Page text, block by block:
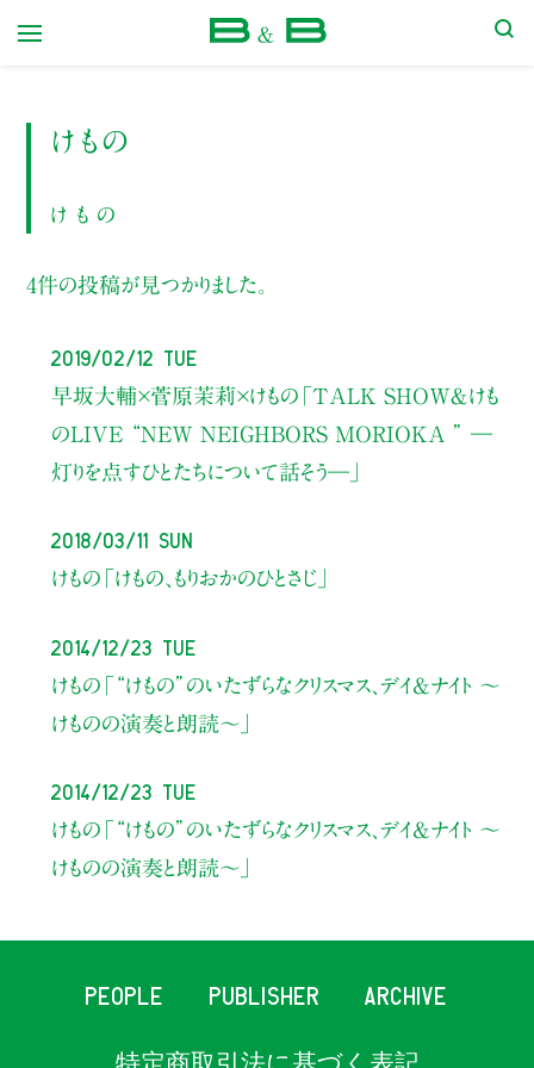
けもの
けもの
4件の投稿が見つかりました。
2019/02/12 Tue
早坂大輔×菅原茉莉×けもの 「TALK SHOW＆けも
のLIVE“NEW NEIGHBORS MORIOKA ” ―
灯りを点すひとたちについて話そう―」
2018/03/11 Sun
けもの 「けもの、もりおかのひとさじ」
2014/12/23 Tue
けもの「“けもの”のいたずらなクリスマス、デイ&ナイト 〜
けものの演奏と朗読〜」
2014/12/23 Tue
けもの「“けもの”のいたずらなクリスマス、デイ&ナイト 〜
けものの演奏と朗読〜」
PEOPLE PUBLISHER ARCHIVE
特定商取引法に基づく表記